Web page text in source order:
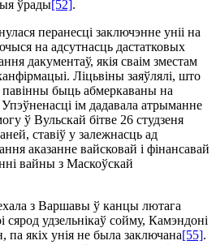
ўрады[52].
перанесці заключэнне уніі на
на адсутнасць дастатковых
дакументаў, якія сваім зместам
Ліцьвіны заяўлялі, што
быць абмеркаваны на
Упэўненасці ім дадавала атрыманне
ў Вульскай бітве 26 студзеня
ставіў у залежнасць ад
аказанне вайсковай і фінансавай
вайны з Маскоўскай
з Варшавы ў канцы лютага
сярод удзельнікаў сойму, Камэндоні
якіх унія не была заключана[55].